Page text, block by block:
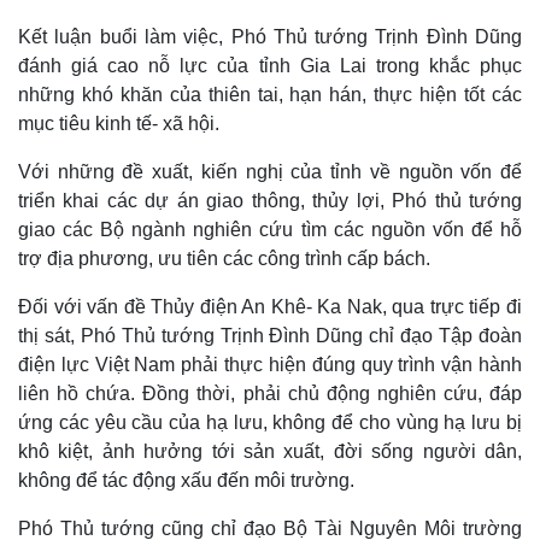
Quan sát
Cuộc sống đó đây
Hồ sơ
Video
Ảnh
E-Magazine
Infographic
Kết luận buổi làm việc, Phó Thủ tướng Trịnh Đình Dũng
đánh giá cao nỗ lực của tỉnh Gia Lai trong khắc phục
những khó khăn của thiên tai, hạn hán, thực hiện tốt các
mục tiêu kinh tế- xã hội.
Với những đề xuất, kiến nghị của tỉnh về nguồn vốn để
triển khai các dự án giao thông, thủy lợi, Phó thủ tướng
giao các Bộ ngành nghiên cứu tìm các nguồn vốn để hỗ
trợ địa phương, ưu tiên các công trình cấp bách.
Đối với vấn đề Thủy điện An Khê- Ka Nak, qua trực tiếp đi
thị sát, Phó Thủ tướng Trịnh Đình Dũng chỉ đạo Tập đoàn
điện lực Việt Nam phải thực hiện đúng quy trình vận hành
liên hồ chứa. Đồng thời, phải chủ động nghiên cứu, đáp
ứng các yêu cầu của hạ lưu, không để cho vùng hạ lưu bị
khô kiệt, ảnh hưởng tới sản xuất, đời sống người dân,
không để tác động xấu đến môi trường.
Phó Thủ tướng cũng chỉ đạo Bộ Tài Nguyên Môi trường